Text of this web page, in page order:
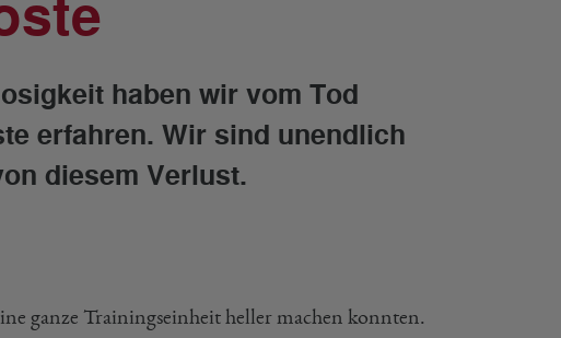
haben wir vom Tod
erfahren. Wir sind unendlich
diesem Verlust.
ganze Trainingseinheit heller machen konnten.